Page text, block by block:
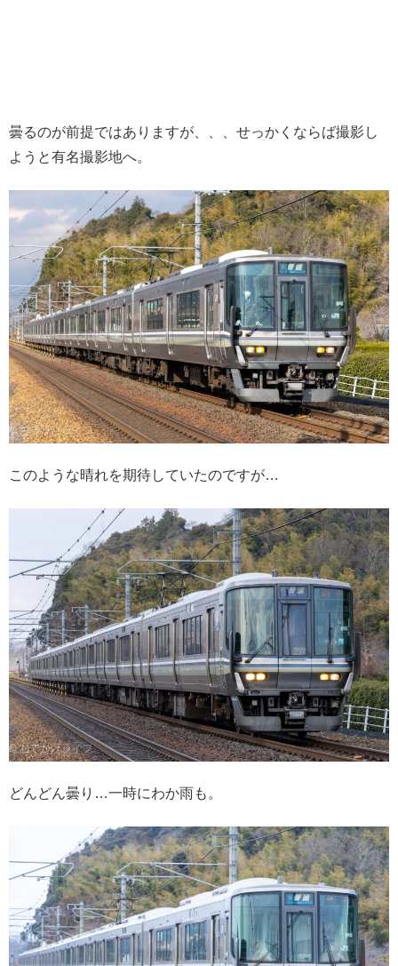
曇るのが前提ではありますが、、、せっかくならば撮影し
ようと有名撮影地へ。
このような晴れを期待していたのですが…
どんどん曇り…一時にわか雨も。